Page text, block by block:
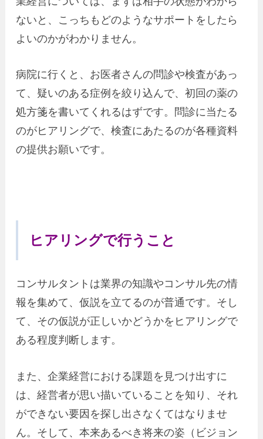
ないと、こっちもどのようなサポートをしたら
よいのかがわかりません。
病院に行くと、お医者さんの問診や検査があっ
て、疑いのある症例を絞り込んで、初回の薬の
処方箋を書いてくれるはずです。問診に当たる
のがヒアリングで、検査にあたるのが各種資料
の提供お願いです。
ヒアリングで行うこと
コンサルタントは業界の知識やコンサル先の情
報を集めて、仮説を立てるのが普通です。そし
て、その仮説が正しいかどうかをヒアリングで
ある程度判断します。
また、企業経営における課題を見つけ出すに
は、経営者が思い描いていることを知り、それ
ができない要因を探し出さなくてはなりませ
ん。そして、本来あるべき将来の姿（ビジョン